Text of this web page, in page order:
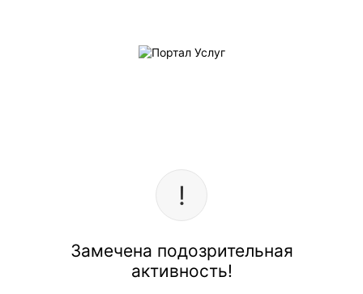
Замечена подозрительная
активность!